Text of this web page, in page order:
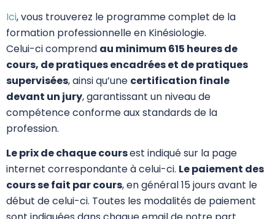
Ici, vous trouverez le programme complet de la
formation professionnelle en Kinésiologie.
Celui-ci comprend au minimum 615 heures de
cours, de pratiques encadrées et de pratiques
supervisées, ainsi qu’une certification finale
devant un jury, garantissant un niveau de
compétence conforme aux standards de la
profession.
Le prix de chaque coursest indiqué sur la page
internet correspondante à celui-ci. Le paiement des
cours se fait par cours, en général 15 jours avant le
début de celui-ci. Toutes les modalités de paiement